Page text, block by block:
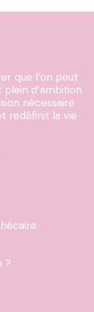
que l’on peut
d’ambition
nécessaire
redéfinit la vie
?